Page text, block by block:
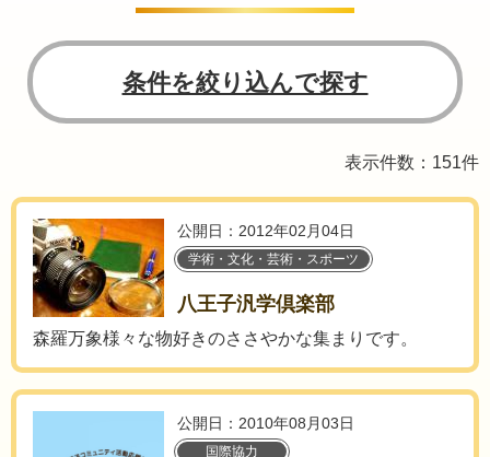
条件を絞り込んで探す
表示件数：151件
公開日：2012年02月04日
学術・文化・芸術・スポーツ
八王子汎学倶楽部
森羅万象様々な物好きのささやかな集まりです。
公開日：2010年08月03日
国際協力